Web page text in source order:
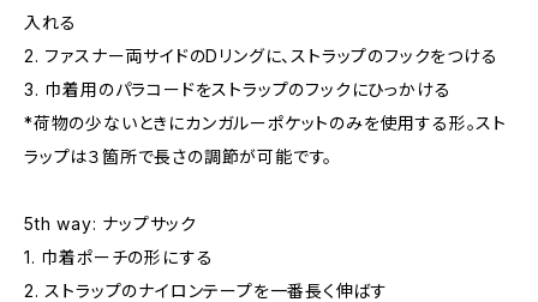
入れる
2. ファスナー両サイドのDリングに、ストラップのフックをつける
3. 巾着用のパラコードをストラップのフックにひっかける
*荷物の少ないときにカンガルーポケットのみを使用する形。スト
ラップは３箇所で長さの調節が可能です。
5th way: ナップサック
1. 巾着ポーチの形にする
2. ストラップのナイロンテープを一番長く伸ばす